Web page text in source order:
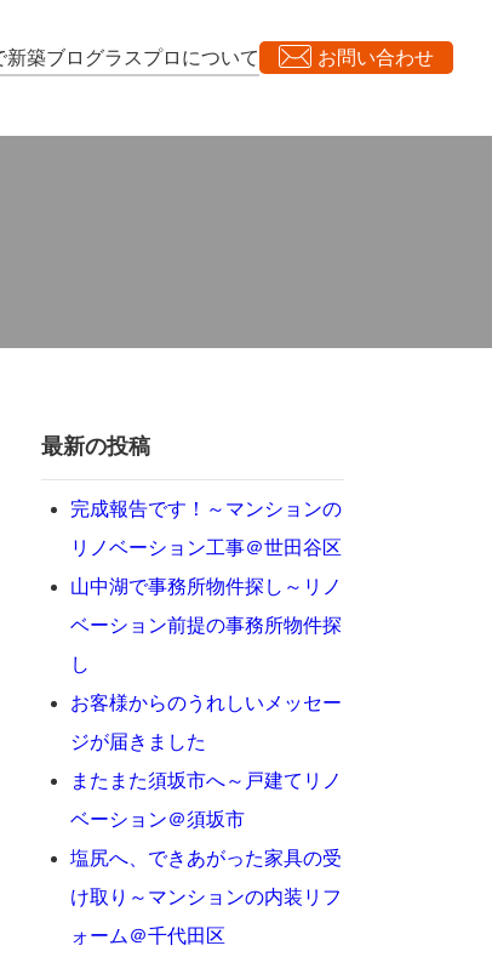
新築ブログラスプロについて お問い合わせ
最新の投稿
完成報告です！～マンションの
リノベーション工事＠世田谷区
山中湖で事務所物件探し～リノ
ベーション前提の事務所物件探
し
お客様からのうれしいメッセー
ジが届きました
またまた須坂市へ～戸建てリノ
ベーション＠須坂市
塩尻へ、できあがった家具の受
け取り～マンションの内装リフ
ォーム＠千代田区